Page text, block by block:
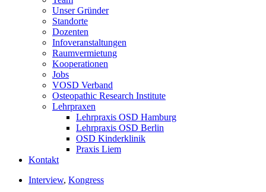
Unser Gründer
Standorte
Dozenten
Infoveranstaltungen
Raumvermietung
Kooperationen
Jobs
VOSD Verband
Osteopathic Research Institute
Lehrpraxen
Lehrpraxis OSD Hamburg
Lehrpraxis OSD Berlin
OSD Kinderklinik
Praxis Liem
Kontakt
Interview, Kongress